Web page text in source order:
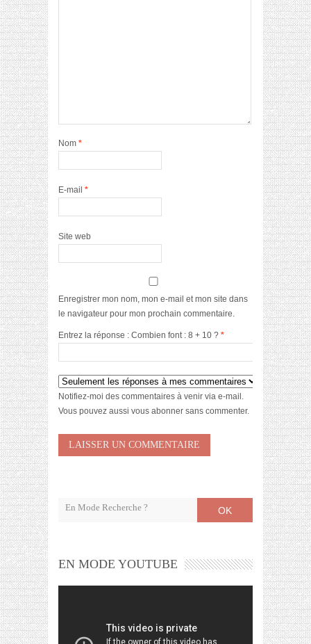
Nom *
E-mail *
Site web
Enregistrer mon nom, mon e-mail et mon site dans
le navigateur pour mon prochain commentaire.
Entrez la réponse : Combien font : 8 + 10 ? *
Notifiez-moi des commentaires à venir via e-mail.
Vous pouvez aussi vous abonner sans commenter.
OK
EN MODE YOUTUBE